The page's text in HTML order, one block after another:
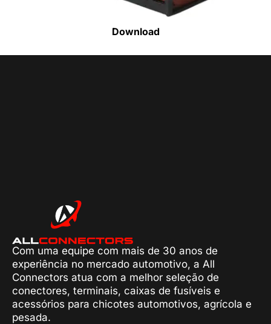
Download
Com uma equipe com mais de 30 anos de
experiência no mercado automotivo, a All
Connectors atua com a melhor seleção de
conectores, terminais, caixas de fusíveis e
acessórios para chicotes automotivos, agrícola e
pesada.